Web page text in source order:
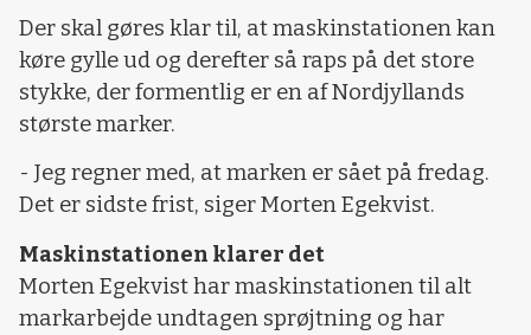
Der skal gøres klar til, at maskinstationen kan
køre gylle ud og derefter så raps på det store
stykke, der formentlig er en af Nordjyllands
største marker.
- Jeg regner med, at marken er sået på fredag.
Det er sidste frist, siger Morten Egekvist.
Maskinstationen klarer det
Morten Egekvist har maskinstationen til alt
markarbejde undtagen sprøjtning og har